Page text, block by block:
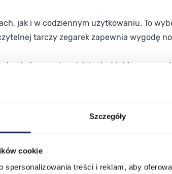
Szczegóły
cookie
spersonalizowania treści i reklam, aby
jak i w codziennym użytkowaniu. To
tarczy zegarek zapewnia wygodę
i niezawodne działanie. Wybierz
tabulacji. Możesz pominąć karuzelę lub